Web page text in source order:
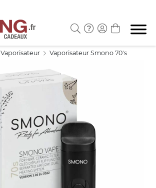
Vaporisateur Vaporisateur Smono 70's